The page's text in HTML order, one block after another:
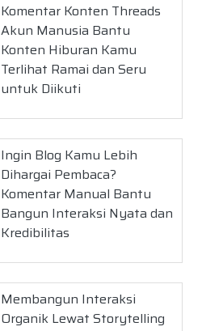
Komentar Konten Threads
Akun Manusia Bantu
Konten Hiburan Kamu
Terlihat Ramai dan Seru
untuk Diikuti
Ingin Blog Kamu Lebih
Dihargai Pembaca?
Komentar Manual Bantu
Bangun Interaksi Nyata dan
Kredibilitas
Membangun Interaksi
Organik Lewat Storytelling